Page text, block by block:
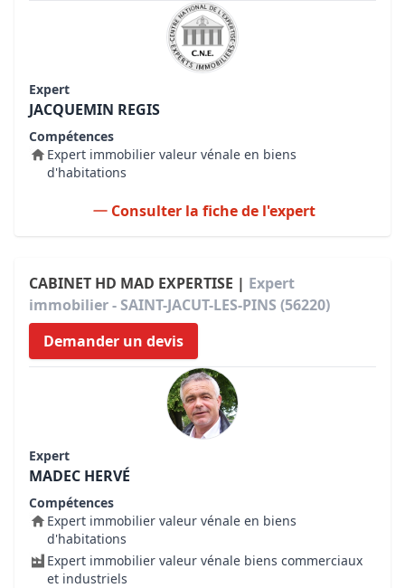
Expert
JACQUEMIN REGIS
Compétences
Expert immobilier valeur vénale en biens
d'habitations
Consulter la fiche de l'expert
CABINET HD MAD EXPERTISE | Expert
immobilier - SAINT-JACUT-LES-PINS (56220)
Demander un devis
Expert
MADEC HERVÉ
Compétences
Expert immobilier valeur vénale en biens
d'habitations
Expert immobilier valeur vénale biens commerciaux
et industriels